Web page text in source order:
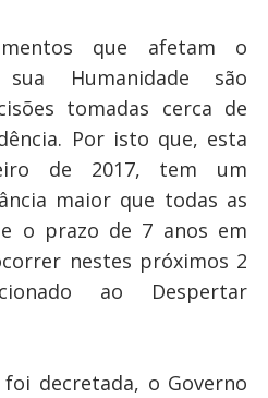
que afetam o
Humanidade são
tomadas cerca de
Por isto que, esta
de 2017, tem um
maior que todas as
o prazo de 7 anos em
nestes próximos 2
ao Despertar
decretada, o Governo